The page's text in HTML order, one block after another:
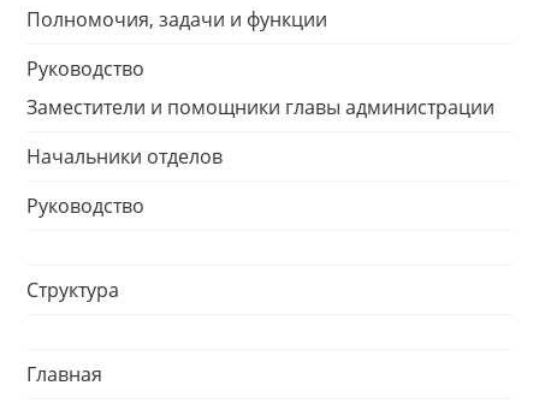
Полномочия, задачи и функции
Руководство
Заместители и помощники главы администрации
Начальники отделов
Руководство
Структура
Главная